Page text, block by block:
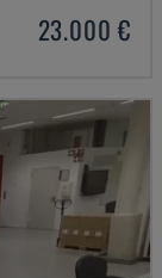
23.000 €